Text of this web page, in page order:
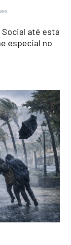
até esta
especial no